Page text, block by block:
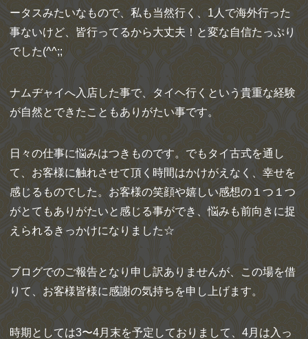
ータスみたいなもので、私も当然行く、1人で海外行った
事ないけど、皆行ってるから大丈夫！と変な自信たっぷり
でした(^^;;
ナムヂャイへ入店した事で、タイヘ行くという貴重な経験
が自然とできたこともありがたい事です。
日々の仕事に悩みはつきものです。でもタイ古式を通し
て、お客様に触れさせて頂く時間はかけがえなく、幸せを
感じるものでした。お客様の笑顔や嬉しい感想の１つ１つ
がとてもありがたいと感じる事ができ、悩みも前向きに捉
えられるきっかけになりました☆
ブログでのご報告となり申し訳ありませんが、この場を借
りて、お客様皆様に感謝の気持ちを申し上げます。
時期としては3〜4月末を予定しておりまして、4月は入っ